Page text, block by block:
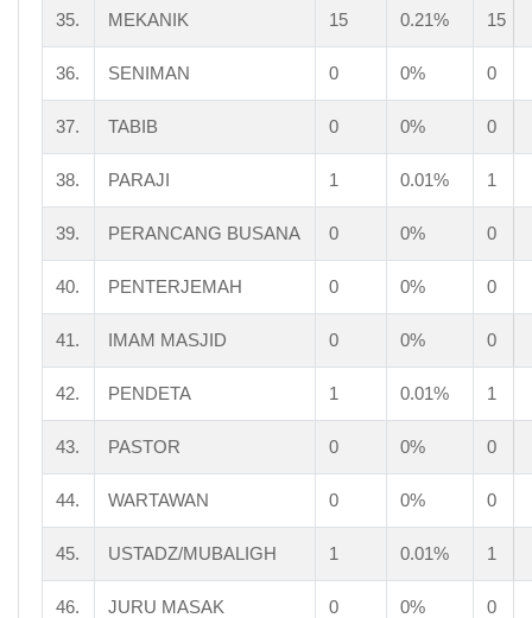
35. MEKANIK 15 0.21% 15
36. SENIMAN 0 0% 0
37. TABIB 0 0% 0
38. PARAJI 1 0.01% 1
39. PERANCANG BUSANA 0 0% 0
40. PENTERJEMAH 0 0% 0
41. IMAM MASJID 0 0% 0
42. PENDETA 1 0.01% 1
43. PASTOR 0 0% 0
44. WARTAWAN 0 0% 0
45. USTADZ/MUBALIGH 1 0.01% 1
46. JURU MASAK 0 0% 0